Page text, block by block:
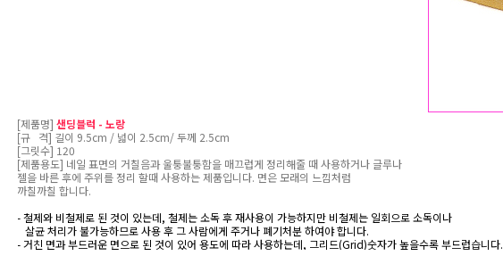
[제품명]샌딩블럭 - 노랑
[규 격] 길이 9.5cm / 넓이 2.5cm/ 두께 2.5cm
[그릿수] 120
[제품용도] 네일 표면의 거칠음과 울퉁불퉁함을 매끄럽게 정리해줄 때 사용하거나 글루나
젤을 바른 후에 주위를 정리 할때 사용하는 제품입니다. 면은 모래의 느낌처럼
까칠까칠 합니다.
- 철제와 비철제로 된 것이 있는데, 철제는 소독 후 재사용이 가능하지만 비철제는 일회으로 소독이나
살균 처리가 불가능하므로 사용 후 그 사람에게 주거나 폐기처분 하여야 합니다.
- 거친 면과 부드러운 면으로 된 것이 있어 용도에 따라 사용하는데, 그리드(Grid)숫자가 높을수록 부드럽습니다.